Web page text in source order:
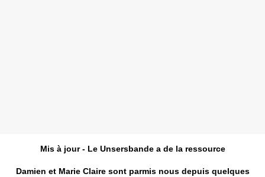
Mis à jour - Le Unsersbande a de la ressource
Damien et Marie Claire sont parmis nous depuis quelques